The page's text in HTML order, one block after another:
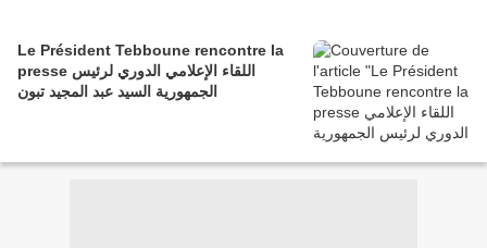
Le Président Tebboune rencontre la
presse اللقاء الإعلامي الدوري لرئيس
الجمهورية السيد عبد المجيد تبون